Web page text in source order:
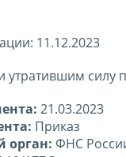
11.12.2023
утратившим силу
21.03.2023
Приказ
орган: ФНС